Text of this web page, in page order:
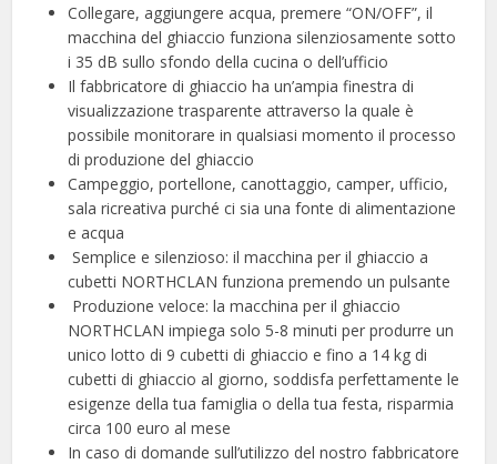
Collegare, aggiungere acqua, premere “ON/OFF”, il
macchina del ghiaccio funziona silenziosamente sotto
i 35 dB sullo sfondo della cucina o dell’ufficio
Il fabbricatore di ghiaccio ha un’ampia finestra di
visualizzazione trasparente attraverso la quale è
possibile monitorare in qualsiasi momento il processo
di produzione del ghiaccio
Campeggio, portellone, canottaggio, camper, ufficio,
sala ricreativa purché ci sia una fonte di alimentazione
e acqua
️ Semplice e silenzioso: il macchina per il ghiaccio a
cubetti NORTHCLAN funziona premendo un pulsante
️ Produzione veloce: la macchina per il ghiaccio
NORTHCLAN impiega solo 5-8 minuti per produrre un
unico lotto di 9 cubetti di ghiaccio e fino a 14 kg di
cubetti di ghiaccio al giorno, soddisfa perfettamente le
esigenze della tua famiglia o della tua festa, risparmia
circa 100 euro al mese
In caso di domande sull’utilizzo del nostro fabbricatore